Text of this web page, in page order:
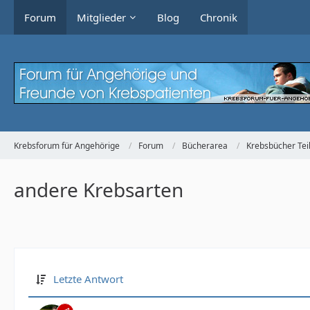
Forum Mitglieder Blog Chronik
Krebsforum für Angehörige Forum Bücherarea Krebsbücher
andere Krebsarten
Letzte Antwort